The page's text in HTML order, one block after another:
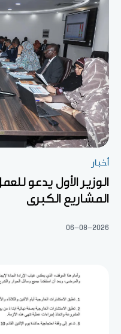
أخبار
الوزير الأول يدعو
المشاريع الكبرى
06-08-2026